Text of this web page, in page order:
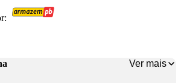
Ver mais